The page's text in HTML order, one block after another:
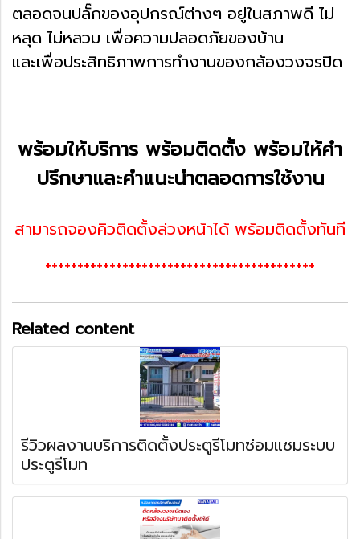
ตลอดจนปลั๊กของอุปกรณ์ต่างๆ อยู่ในสภาพดี ไม่
หลุด ไม่หลวม เพื่อความปลอดภัยของบ้าน
และเพื่อประสิทธิภาพการทำงานของกล้องวงจรปิด
พร้อมให้บริการ พร้อมติดตั้ง พร้อมให้คำ
ปรึกษาและคำแนะนำตลอดการใช้งาน
สามารถจองคิวติดตั้งล่วงหน้าได้ พร้อมติดตั้งทันที
++++++++++++++++++++++++++++++++++++++++++
Related content
รีวิวผลงานบริการติดตั้งประตูรีโมทซ่อมแซมระบบ
ประตูรีโมท